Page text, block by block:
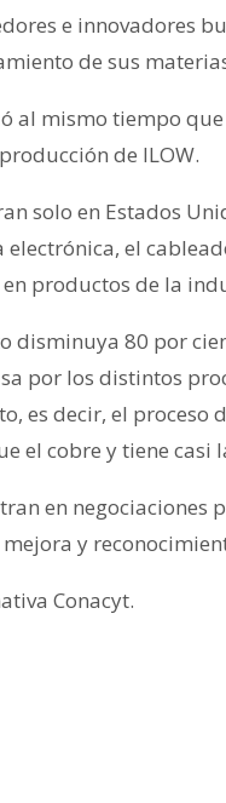
e innovadores
de sus
al mismo tiempo
de ILOW.
solo en Estados
electrónica, el
productos de la
disminuya 80 por
por los distintos
es decir, el proceso
el cobre y tiene
en
y
Conacyt.